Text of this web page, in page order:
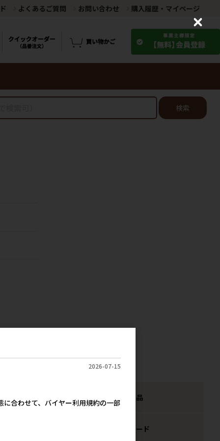
よくあるご質問 お問い合わせ 購入履歴・マイページ
検索
犬猫用品
鳥用フード
2026-07-15
合わせて、バイヤー利用規約の一部
C
o
s
e